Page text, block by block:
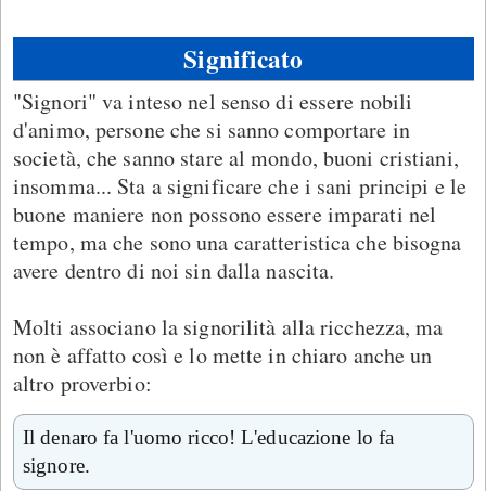
Significato
"Signori" va inteso nel senso di essere nobili
d'animo, persone che si sanno comportare in
società, che sanno stare al mondo, buoni cristiani,
insomma... Sta a significare che i sani principi e le
buone maniere non possono essere imparati nel
tempo, ma che sono una caratteristica che bisogna
avere dentro di noi sin dalla nascita.
Molti associano la signorilità alla ricchezza, ma
non è affatto così e lo mette in chiaro anche un
altro proverbio:
Il denaro fa l'uomo ricco! L'educazione lo fa
signore.